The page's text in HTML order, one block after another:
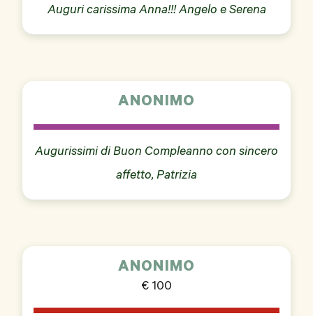
Auguri carissima Anna!!! Angelo e Serena
ANONIMO
Augurissimi di Buon Compleanno con sincero
affetto, Patrizia
ANONIMO
€ 100